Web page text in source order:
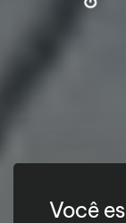
Você